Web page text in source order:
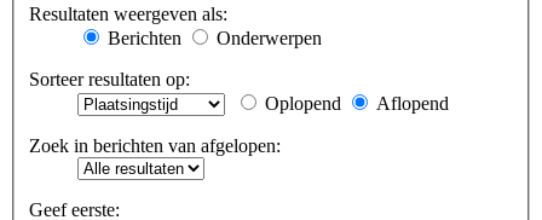
Resultaten weergeven als:
Berichten
Onderwerpen
Sorteer resultaten op:
Oplopend
Aflopend
Zoek in berichten van afgelopen:
Geef eerste: